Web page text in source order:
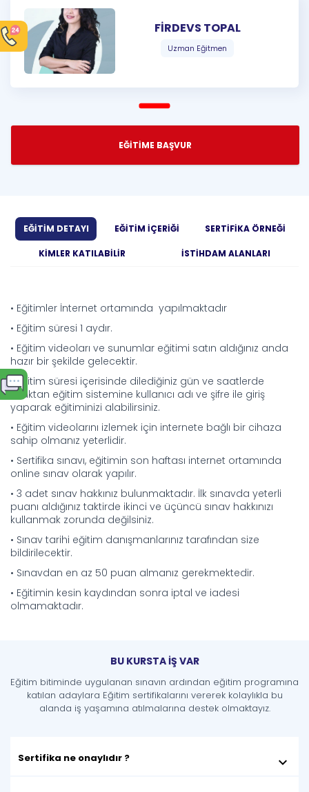
FİRDEVS TOPAL
Uzman Eğitmen
EĞİTİME BAŞVUR
EĞİTİM DETAYI EĞİTİM İÇERİĞİ SERTİFİKA ÖRNEĞİ
KİMLER KATILABİLİR İSTİHDAM ALANLARI
• Eğitimler İnternet ortamında yapılmaktadır
• Eğitim süresi 1 aydır.
• Eğitim videoları ve sunumlar eğitimi satın aldığınız anda
hazır bir şekilde gelecektir.
• Eğitim süresi içerisinde dilediğiniz gün ve saatlerde
uzaktan eğitim sistemine kullanıcı adı ve şifre ile giriş
yaparak eğitiminizi alabilirsiniz.
• Eğitim videolarını izlemek için internete bağlı bir cihaza
sahip olmanız yeterlidir.
• Sertifika sınavı, eğitimin son haftası internet ortamında
online sınav olarak yapılır.
• 3 adet sınav hakkınız bulunmaktadır. İlk sınavda yeterli
puanı aldığınız taktirde ikinci ve üçüncü sınav hakkınızı
kullanmak zorunda değilsiniz.
• Sınav tarihi eğitim danışmanlarınız tarafından size
bildirilecektir.
• Sınavdan en az 50 puan almanız gerekmektedir.
• Eğitimin kesin kaydından sonra iptal ve iadesi
olmamaktadır.
BU KURSTA İŞ VAR
Eğitim bitiminde uygulanan sınavın ardından eğitim programına
katılan adaylara Eğitim sertifikalarını vererek kolaylıkla bu
alanda iş yaşamına atılmalarına destek olmaktayız.
Sertifika ne onaylıdır ? keyboard_arrow_down